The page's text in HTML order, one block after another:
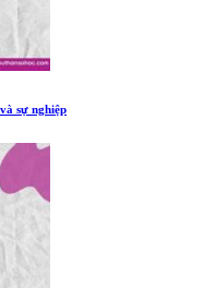
sự nghiệp